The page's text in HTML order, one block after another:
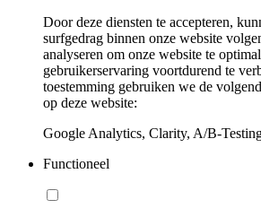
Door deze diensten te accepteren,
surfgedrag binnen onze website
analyseren om onze website te
gebruikerservaring voortdurend te
toestemming gebruiken we de
op deze website:
Google Analytics, Clarity, A/B-
Functioneel